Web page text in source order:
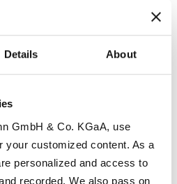
Details About
GmbH & Co. KGaA, use
your customized content. As a
personalized and access to
recorded. We also pass on